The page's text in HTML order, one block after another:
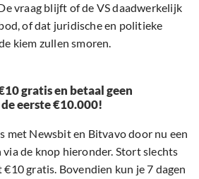
vraag blijft of de VS daadwerkelijk
of dat juridische en politieke
kiem zullen smoren.
gratis en betaal geen
eerste €10.000!
met Newsbit en Bitvavo door nu een
via de knop hieronder. Stort slechts
gratis. Bovendien kun je 7 dagen